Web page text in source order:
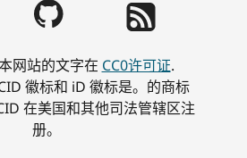
网站的文字在 CC0许可证.
徽标和 iD 徽标是。的商标
在美国和其他司法管辖区注
册。